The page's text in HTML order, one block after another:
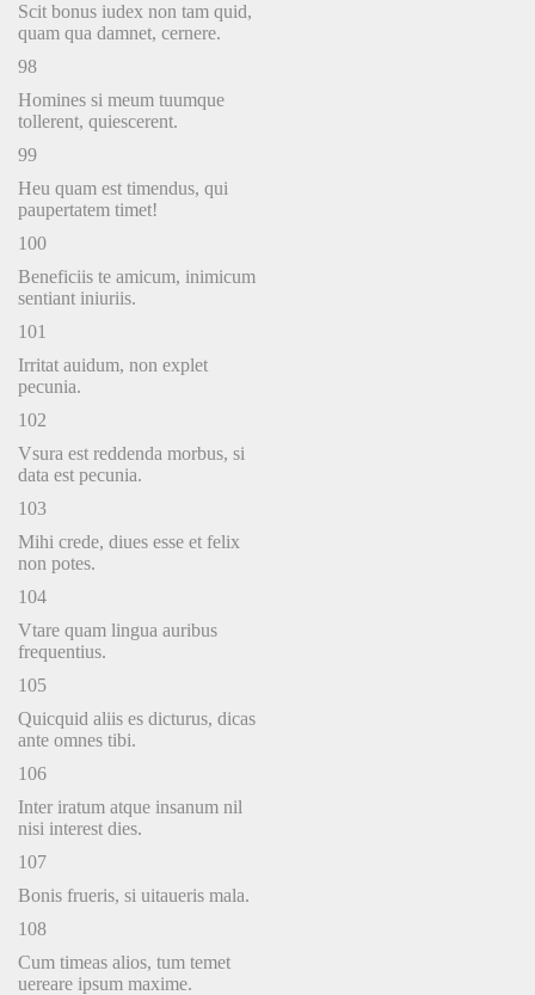
Scit bonus iudex non tam quid,
quam qua damnet, cernere.
98
Homines si meum tuumque
tollerent, quiescerent.
99
Heu quam est timendus, qui
paupertatem timet!
100
Beneficiis te amicum, inimicum
sentiant iniuriis.
101
Irritat auidum, non explet
pecunia.
102
Vsura est reddenda morbus, si
data est pecunia.
103
Mihi crede, diues esse et felix
non potes.
104
Vtare quam lingua auribus
frequentius.
105
Quicquid aliis es dicturus, dicas
ante omnes tibi.
106
Inter iratum atque insanum nil
nisi interest dies.
107
Bonis frueris, si uitaueris mala.
108
Cum timeas alios, tum temet
uereare ipsum maxime.